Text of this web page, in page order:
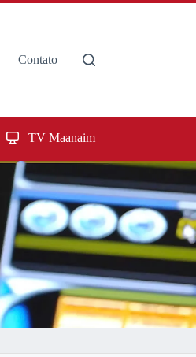
Contato
TV Maanaim